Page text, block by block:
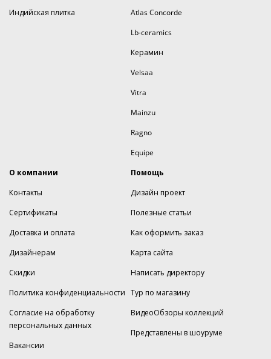
Индийская плитка
Atlas Concorde
Lb-ceramics
Керамин
Velsaa
Vitra
Mainzu
Ragno
Equipe
О компании
Контакты
Сертификаты
Доставка и оплата
Дизайнерам
Скидки
Политика конфиденциальности
Согласие на обработку
персональных данных
Вакансии
Помощь
Дизайн проект
Полезные статьи
Как оформить заказ
Карта сайта
Написать директору
Тур по магазину
ВидеоОбзоры коллекций
Представлены в шоуруме